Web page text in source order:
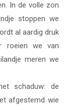
In de volle zon
stoppen we
al aardig druk
roeien we van
meren we
schaduw: de
afgestemd wie